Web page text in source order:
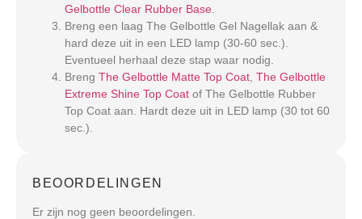
Gelbottle Clear Rubber Base
Breng een laag The Gelbottle Gel Nagellak aan &
hard deze uit in een LED lamp (30-60 sec.).
Eventueel herhaal deze stap waar nodig.
Breng The Gelbottle Matte Top Coat The Gelbottle
Extreme Shine Top Coat of The Gelbottle Rubber
Top Coat aan. Hardt deze uit in LED lamp (30 tot 60
sec.).
BEOORDELINGEN
Er zijn nog geen beoordelingen.